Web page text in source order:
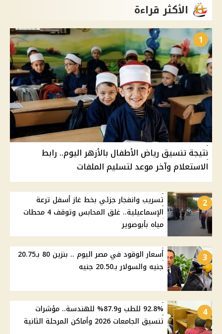
الأكثر قراءة
1
نتيجة تنسيق رياض الأطفال بالأزهر اليوم.. رابط
الاستعلام وآخر موعد لتسليم الملفات
2
تسريب وانفجار جزئي بخط غاز أسفل ترعة
الإسماعيلية.. غلق المحابس وتوقف 4 محطات
مياه بأبوصوير
3
أسعار الوقود في مصر اليوم .. بنزين 80 بـ20.75
جنيه والسولار بـ20.50 جنيه
4
92.8% للطب و87.9% للهندسة.. مؤشرات
تنسيق الجامعات 2026 وأماكن المرحلة الثانية